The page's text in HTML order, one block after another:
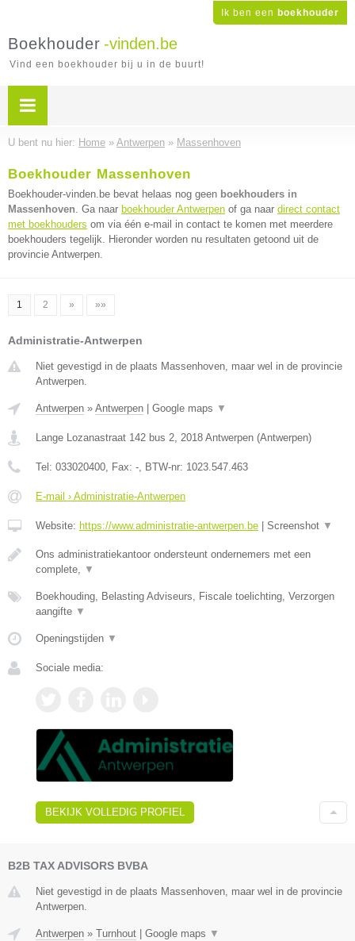
Ik ben een boekhouder
Boekhouder -vinden.be
Vind een boekhouder bij u in de buurt!
U bent nu hier: Home » Antwerpen » Massenhoven
Boekhouder Massenhoven
Boekhouder-vinden.be bevat helaas nog geen boekhouders in
Massenhoven. Ga naar boekhouder Antwerpen of ga naar direct contact
met boekhouders om via één e-mail in contact te komen met meerdere
boekhouders tegelijk. Hieronder worden nu resultaten getoond uit de
provincie Antwerpen.
1 2 » »»
Administratie-Antwerpen
Niet gevestigd in de plaats Massenhoven, maar wel in de provincie
Antwerpen.
Antwerpen » Antwerpen Google maps ▼
Lange Lozanastraat 142 bus 2, 2018 Antwerpen (Antwerpen)
Tel: 033020400, Fax: -, BTW-nr: 1023.547.463
E-mail › Administratie-Antwerpen
Website: https://www.administratie-antwerpen.be Screenshot ▼
Ons administratiekantoor ondersteunt ondernemers met een
complete, ▼
Boekhouding, Belasting Adviseurs, Fiscale toelichting, Verzorgen
aangifte ▼
Openingstijden ▼
Sociale media:
BEKIJK VOLLEDIG PROFIEL
B2B TAX ADVISORS BVBA
Niet gevestigd in de plaats Massenhoven, maar wel in de provincie
Antwerpen.
Antwerpen » Turnhout Google maps ▼